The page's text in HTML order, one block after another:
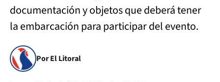
documentación y objetos que deberá tener
la embarcación para participar del evento.
Por El Litoral